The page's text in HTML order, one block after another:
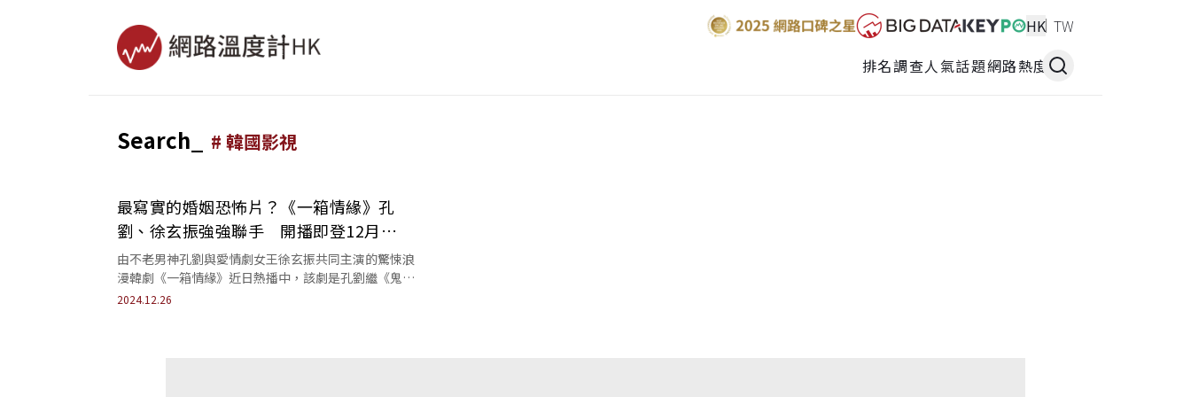
HK TW
排名調查人氣話題網路熱度
Search_ # 韓國影視
最寫實的婚姻恐怖片？《一箱情緣》孔
劉、徐玄振強強聯手 開播即登12月
Netflix冠軍
由不老男神孔劉與愛情劇女王徐玄振共同主演的驚悚浪
漫韓劇《一箱情緣》近日熱播中，該劇是孔劉繼《鬼
怪》後睽違8年出演的愛情影集，搭配高潮迭起的劇情
2024.12.26